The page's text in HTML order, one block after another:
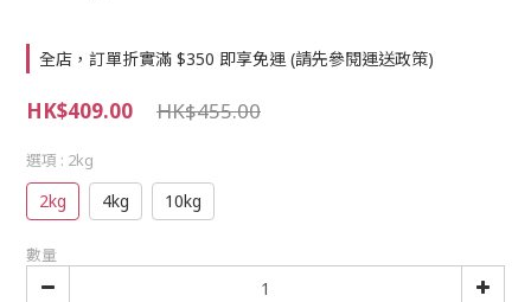
全店，訂單折實滿 $350 即享免運 (請先參閱運送政策)
HK$455.00
HK$409.00
選項 : 2kg
2kg 4kg 10kg
數量